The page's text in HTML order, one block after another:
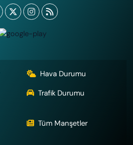
Hava Durumu
Trafik Durumu
Tüm Manşetler